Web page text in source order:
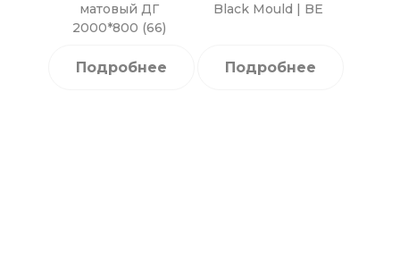
матовый ДГ
2000*800 (66)
Подробнее
Black Mould | BE
Подробнее